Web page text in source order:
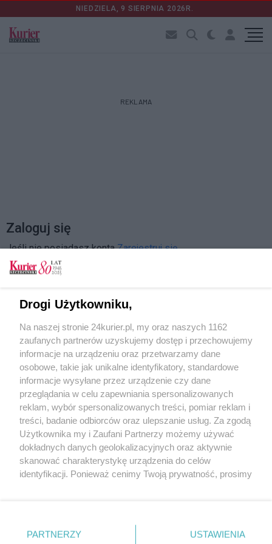
NIEDZIELA, 9 SIERPNIA 2026R.
REKLAMA
Zaloguj się
Jeśli nie posiadasz kontaZarejestruj się
Zapamiętać?
Zaloguj
Zapomniałem hasła
Copyright © 2022 Kurier Szczeciński sp. z o.o.
Drogi Użytkowniku,
Na naszej stronie 24kurier.pl, my oraz naszych 1162
zaufanych partnerów uzyskujemy dostęp i przechowujemy
informacje na urządzeniu oraz przetwarzamy dane
osobowe, takie jak unikalne identyfikatory, standardowe
informacje wysyłane przez urządzenie czy dane
przeglądania w celu zapewniania spersonalizowanych
reklam, wybór spersonalizowanych treści, pomiar reklam i
treści, badanie odbiorców oraz ulepszanie usług. Za zgodą
Użytkownika my i Zaufani Partnerzy możemy używać
dokładnych danych geolokalizacyjnych oraz aktywnie
skanować charakterystykę urządzenia do celów
identyfikacji. Ponieważ cenimy Twoją prywatność, prosimy
prywatności znajdujący się w lewym dolnym rogu strony
. Niektóre rodzaje przetwarzania danych nie wymagają
PARTNERZY USTAWIENIA